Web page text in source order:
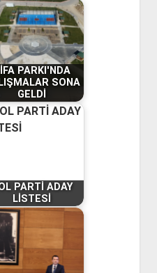
PARKI'NDA
SONA
GELDİ
PARTİ ADAY
LİSTESİ